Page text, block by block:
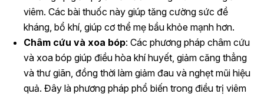
viêm. Các bài thuốc này giúp tăng cường sức đề
kháng, bổ khí, giúp cơ thể mẹ bầu khỏe mạnh hơn.
Châm cứu và xoa bóp: Các phương pháp châm cứu
và xoa bóp giúp điều hòa khí huyết, giảm căng thẳng
và thư giãn, đồng thời làm giảm đau và nghẹt mũi hiệu
quả. Đây là phương pháp phổ biến trong điều trị viêm